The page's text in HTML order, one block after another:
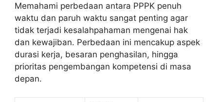
Memahami perbedaan antara PPPK penuh
waktu dan paruh waktu sangat penting agar
tidak terjadi kesalahpahaman mengenai hak
dan kewajiban. Perbedaan ini mencakup aspek
durasi kerja, besaran penghasilan, hingga
prioritas pengembangan kompetensi di masa
depan.